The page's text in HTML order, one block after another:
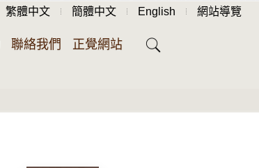
繁體中文 簡體中文 English 網站導覽
聯絡我們 正覺網站